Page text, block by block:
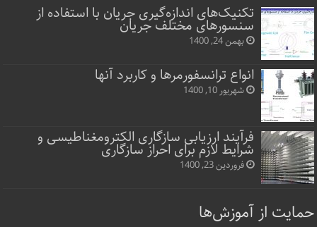
تکنیک‌های اندازه‌گیری جریان با استفاده از
سنسورهای مختلف جریان
بهمن 24, 1400
انواع ترانسفورمرها و کاربرد آنها
شهریور 10, 1400
فرآیند ارزیابی سازگاری الکترومغناطیسی و
شرایط لازم برای احراز سازگاری
فروردین 23, 1400
حمایت از آموزش‌ها